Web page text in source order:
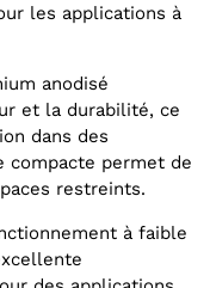
les applications à
anodisé
et la durabilité, ce
dans des
compacte permet de
restreints.
à faible